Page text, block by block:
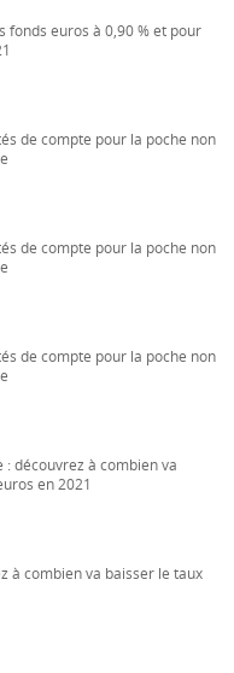
fonds euros à 0,90 % et pour
de compte pour la poche non
de compte pour la poche non
de compte pour la poche non
: découvrez à combien va
en 2021
à combien va baisser le taux